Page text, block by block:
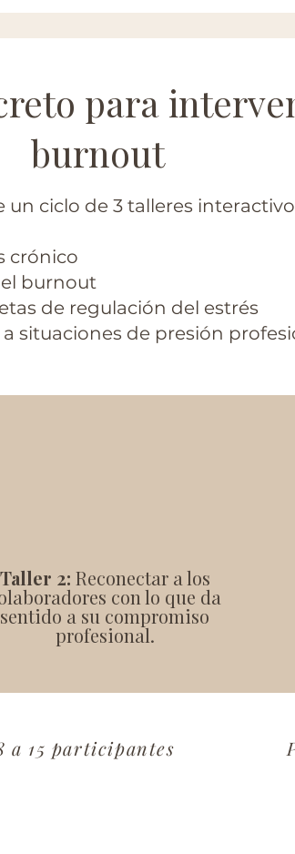
para
burnout
un ciclo de 3 talleres
crónico
burnout
de regulación del estrés
situaciones de presión
Taller 2: Reconectar a los
con lo que da
sentido a su compromiso
profesional.
a 15 participantes